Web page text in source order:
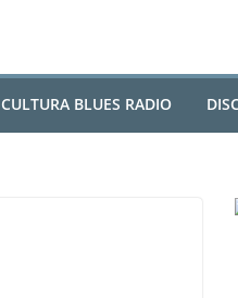
CULTURA BLUES RADIO